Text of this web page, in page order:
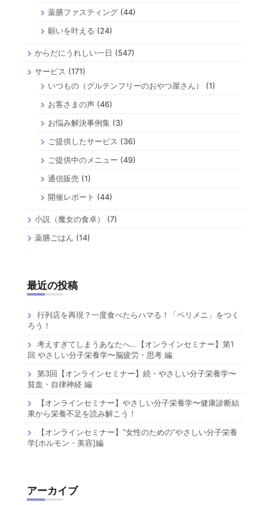
薬膳ファスティング (44)
願いを叶える (24)
からだにうれしい一日 (547)
サービス (171)
いつもの（グルテンフリーのおやつ屋さん）
(1)
お客さまの声 (46)
お悩み解決事例集 (3)
ご提供したサービス (36)
ご提供中のメニュー (49)
通信販売 (1)
開催レポート (44)
小説（魔女の食卓）
(7)
薬膳ごはん (14)
最近の投稿
行列店を再現？一度食べたらハマる！「ペリメニ」をつく
ろう！
考えすぎてしまうあなたへ…【オンラインセミナー】第1
回 やさしい分子栄養学〜脳疲労・思考 編
第3回【オンラインセミナー】続・やさしい分子栄養学〜
貧血・自律神経 編
【オンラインセミナー】やさしい分子栄養学〜健康診断結
果から栄養不足を読み解こう！
【オンラインセミナー】”女性のための”やさしい分子栄養
学[ホルモン・美容]編
アーカイブ